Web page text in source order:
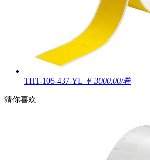
THT-105-437-YL ￥ 3000.00/卷
猜你喜欢